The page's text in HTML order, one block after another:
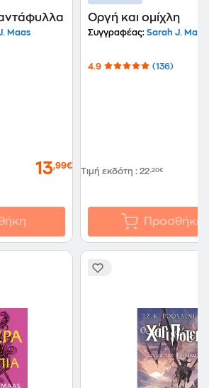
Maas
13,99€
Οργή και ομίχλη
Συγγραφέας: Sarah J. Maas
4.9 (136)
Τιμή εκδότη : 22,20€
Προσθήκη